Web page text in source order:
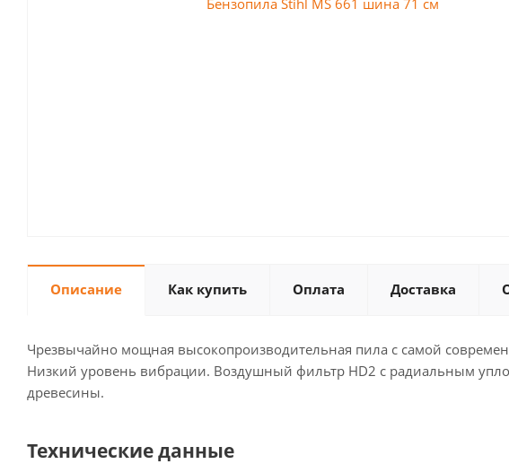
Описание Как купить Оплата Доставка
Чрезвычайно мощная высокопроизводительная пила с самой
Низкий уровень вибрации. Воздушный фильтр HD2 с радиальным
древесины.
Технические данные